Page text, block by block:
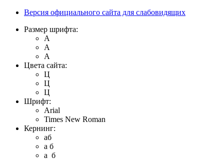
Версия официального сайта для слабовидящих
Размер шрифта:
A
A
A
Цвета сайта:
Ц
Ц
Ц
Шрифт:
Arial
Times New Roman
Кернинг:
aб
a б
a б